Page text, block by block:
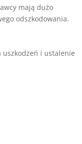
mają dużo
odszkodowania.
uszkodzeń i ustalenie